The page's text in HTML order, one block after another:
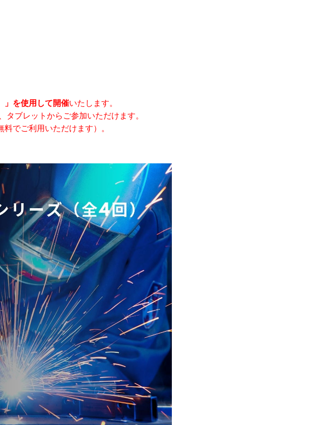
」を使用して開催いたします。
ブレットからご参加いただけます。
料でご利用いただけます）。